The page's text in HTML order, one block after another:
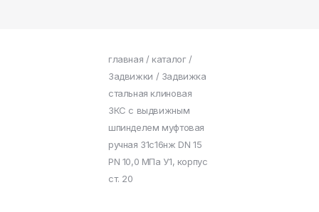
главная / каталог/
Задвижки / Задвижка
стальная клиновая
ЗКС с выдвижным
шпинделем муфтовая
ручная 31с16нж DN 15
PN 10,0 МПа У1, корпус
ст. 20